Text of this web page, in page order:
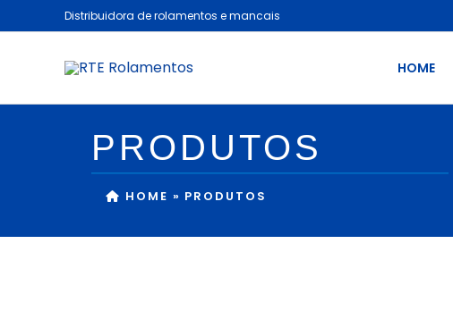
para
conteúdo
Distribuidora de rolamentos e mancais
HOME
PRODUTOS
HOME » PRODUTOS